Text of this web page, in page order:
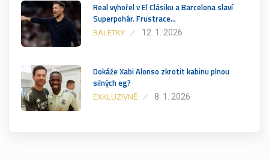
Real vyhořel v El Clásiku a Barcelona slaví
Superpohár. Frustrace…
BALETKY 12. 1. 2026
Dokáže Xabi Alonso zkrotit kabinu plnou
silných eg?
EXKLUZIVNĚ 8. 1. 2026